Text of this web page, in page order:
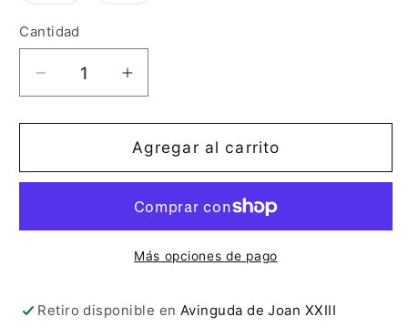
no
disponible
Cantidad
Cantidad
Reducir
cantidad
para
SANDALIA
MARINO
Aumentar
cantidad
para
SANDALIA
MARINO
50123
Agregar al carrito
Más opciones de pago
Retiro disponible en Avinguda de Joan XXIII